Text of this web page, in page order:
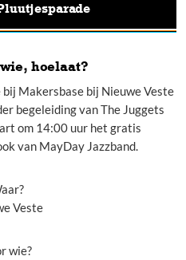
hoelaat?
Makersbase bij Nieuwe Veste
begeleiding van The Juggets
om 14:00 uur het gratis
van MayDay Jazzband.
Veste
wie?